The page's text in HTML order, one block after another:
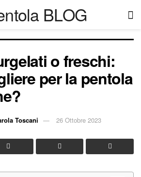
o freschi:
per la pentola
Toscani 26 Ottobre 2023